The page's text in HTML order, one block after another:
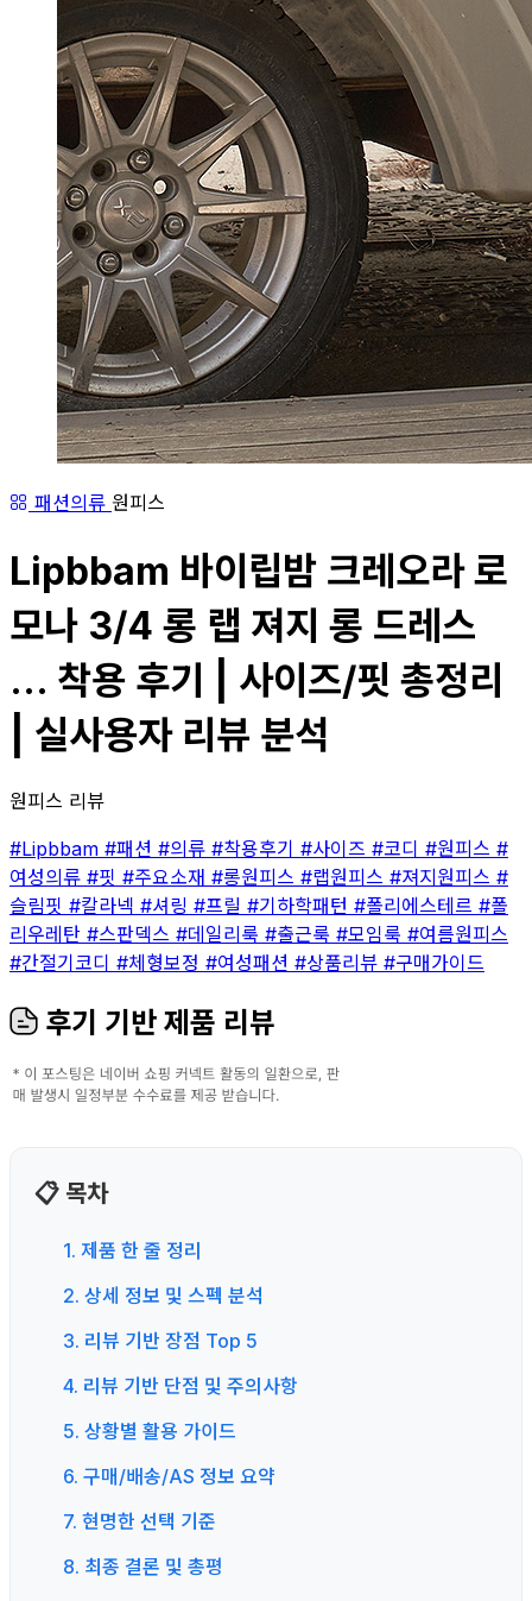
패션의류 원피스
Lipbbam 바이립밤 크레오라 로
모나 3/4 롱 랩 져지 롱 드레스
... 착용 후기 | 사이즈/핏 총정리
| 실사용자 리뷰 분석
원피스 리뷰
#Lipbbam #패션 #의류 #착용후기 #사이즈 #코디 #원피스 #
여성의류 #핏 #주요소재 #롱원피스 #랩원피스 #져지원피스 #
슬림핏 #칼라넥 #셔링 #프릴 #기하학패턴 #폴리에스테르 #폴
리우레탄 #스판덱스 #데일리룩 #출근룩 #모임룩 #여름원피스
#간절기코디 #체형보정 #여성패션 #상품리뷰 #구매가이드
후기 기반 제품 리뷰
📋 목차
1. 제품 한 줄 정리
2. 상세 정보 및 스펙 분석
3. 리뷰 기반 장점 Top 5
4. 리뷰 기반 단점 및 주의사항
5. 상황별 활용 가이드
6. 구매/배송/AS 정보 요약
7. 현명한 선택 기준
8. 최종 결론 및 총평